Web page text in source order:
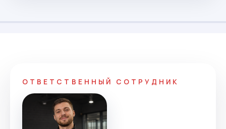
ОТВЕТСТВЕННЫЙ СОТРУДНИК